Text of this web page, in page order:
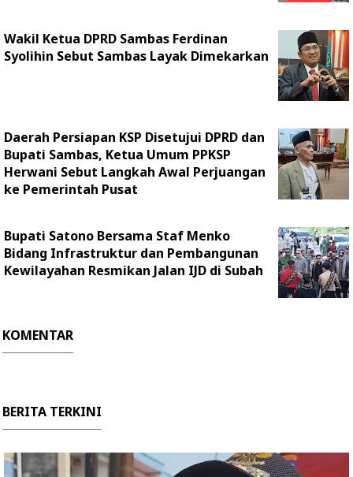
Wakil Ketua DPRD Sambas Ferdinan
Syolihin Sebut Sambas Layak Dimekarkan
Daerah Persiapan KSP Disetujui DPRD dan
Bupati Sambas, Ketua Umum PPKSP
Herwani Sebut Langkah Awal Perjuangan
ke Pemerintah Pusat
Bupati Satono Bersama Staf Menko
Bidang Infrastruktur dan Pembangunan
Kewilayahan Resmikan Jalan IJD di Subah
KOMENTAR
BERITA TERKINI